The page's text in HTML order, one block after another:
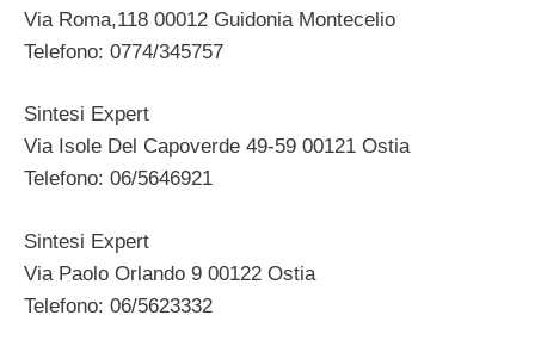
Via Roma,118 00012 Guidonia Montecelio
Telefono: 0774/345757
Sintesi Expert
Via Isole Del Capoverde 49-59 00121 Ostia
Telefono: 06/5646921
Sintesi Expert
Via Paolo Orlando 9 00122 Ostia
Telefono: 06/5623332